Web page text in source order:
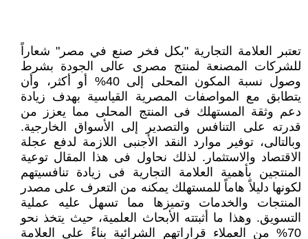
تعتبر العلامة التجارية "بكل فخر صنع في مصر" شعاراً
للشركات المصنعة لمنتج مصرى عالى الجودة بشرط
وصول نسبة المكون المحلى إلى 40% أو أكثر، وأن
يتطابق مع المواصفات المصرية القياسية بهدف زيادة
دعم وثقة المستهلك فى المنتج المحلى مما يعزز من
قدرته على التنافس والتصدير إلى الأسواق الخارجية.
وبالتالى، توفير موارد النقد الأجنبى اللازمة لدفع عجلة
الاقتصاد والاستثمار. لذلك نحاول فى هذا المقال توعية
المنتجين بأهمية العلامة التجارية فى زيادة تنافسيتهم
لكونها دليلاً هاماً للمستهلك يمكنه من التعرف على مصدر
المنتجات والخدمات وتميزها مما تسهل عليه عملية
التسويق. وهذا ما أثبتته الأبحاث العلمية، حيث يتخذ نحو
70% من العملاء قراراتهم الشرائية بناءً على العلامة